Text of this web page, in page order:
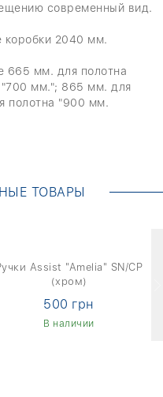
современный вид.
коробки 2040 мм.
665 мм. для полотна
мм."; 865 мм. для
полотна "900 мм.
ТОВАРЫ
Assist "Amelia" SN/CP
(хром)
500 грн
В наличии